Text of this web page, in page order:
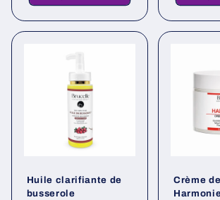
Huile clarifiante de
busserole
Crème